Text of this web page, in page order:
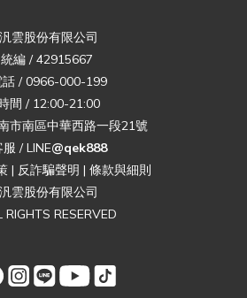
汎雲股份有限公司
統編 / 42915667
話 / 0966-000-199
間 / 12:00-21:00
市南區中華西路一段21號
服 / LINE@qek888
| 反詐騙聲明 | 條款與細則
汎雲股份有限公司
RIGHTS RESERVED